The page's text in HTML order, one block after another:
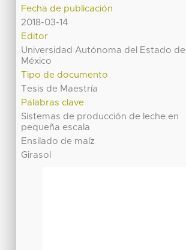
Fecha de publicación
2018-03-14
Editor
Universidad Autónoma del Estado de
México
Tipo de documento
Tesis de Maestría
Palabras clave
Sistemas de producción de leche en
pequeña escala
Ensilado de maíz
Girasol